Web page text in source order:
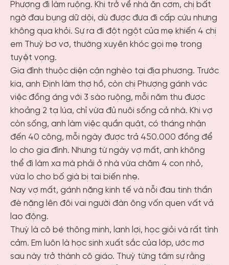
Phượng đi làm ruộng. Khi trở về nhà ăn cơm, chị bất
ngờ đau bụng dữ dội, dù được đưa đi cấp cứu nhưng
không qua khỏi. Sự ra đi đột ngột của mẹ khiến 4 chị
em Thuỳ bơ vơ, thường xuyên khóc gọi mẹ trong
tuyệt vọng.
Gia đình thuộc diện cận nghèo tại địa phương. Trước
kia, anh Định làm thợ hồ, còn chị Phượng gánh vác
việc đồng áng với 3 sào ruộng, mỗi năm thu được
khoảng 2 tạ lúa, chỉ vừa đủ nuôi sống cả nhà. Khi vợ
còn sống, anh làm việc quần quật, có tháng nhận
đến 40 công, mỗi ngày được trả 450.000 đồng để
lo cho gia đình. Nhưng từ ngày vợ mất, anh không
thể đi làm xa mà phải ở nhà vừa chăm 4 con nhỏ,
vừa lo cho bố già bị tai biến nhẹ.
Nay vợ mất, gánh nặng kinh tế và nỗi đau tinh thần
đè nặng lên đôi vai người đàn ông vốn quen vất vả
lao động.
Thuỳ là cô bé thông minh, lanh lợi, học giỏi và rất tình
cảm. Em luôn là học sinh xuất sắc của lớp, ước mơ
sau này trở thành cô giáo. Thuỳ từng tâm sự rằng